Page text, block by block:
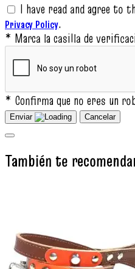
I have read and agree to
Privacy Policy.
* Marca la casilla de
* Confirma que no eres un
Enviar Cancelar
También te